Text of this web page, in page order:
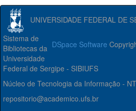
UNIVERSIDADE FEDERAL DE
DSpace Software
Sistema de
Bibliotecas da
Universidade
Federal de Sergipe - SIBIUFS
Núcleo de Tecnologia da Informação -
repositorio@academico.ufs.br